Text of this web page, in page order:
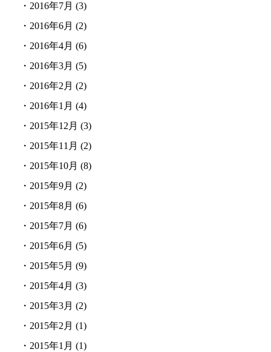
・2016年7月 (3)
・2016年6月 (2)
・2016年4月 (6)
・2016年3月 (5)
・2016年2月 (2)
・2016年1月 (4)
・2015年12月 (3)
・2015年11月 (2)
・2015年10月 (8)
・2015年9月 (2)
・2015年8月 (6)
・2015年7月 (6)
・2015年6月 (5)
・2015年5月 (9)
・2015年4月 (3)
・2015年3月 (2)
・2015年2月 (1)
・2015年1月 (1)